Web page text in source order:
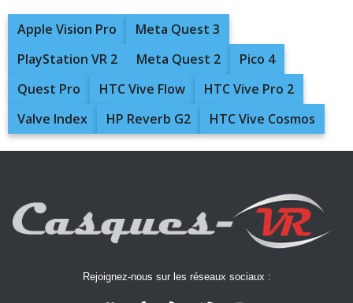
Apple Vision Pro
Meta Quest 3
PlayStation VR 2
Meta Quest 2
Pico 4
Quest Pro
HTC Vive Flow
HTC Vive Pro 2
Valve Index
HP Reverb G2 HTC Vive Cosmos
Rejoignez-nous sur les réseaux sociaux :